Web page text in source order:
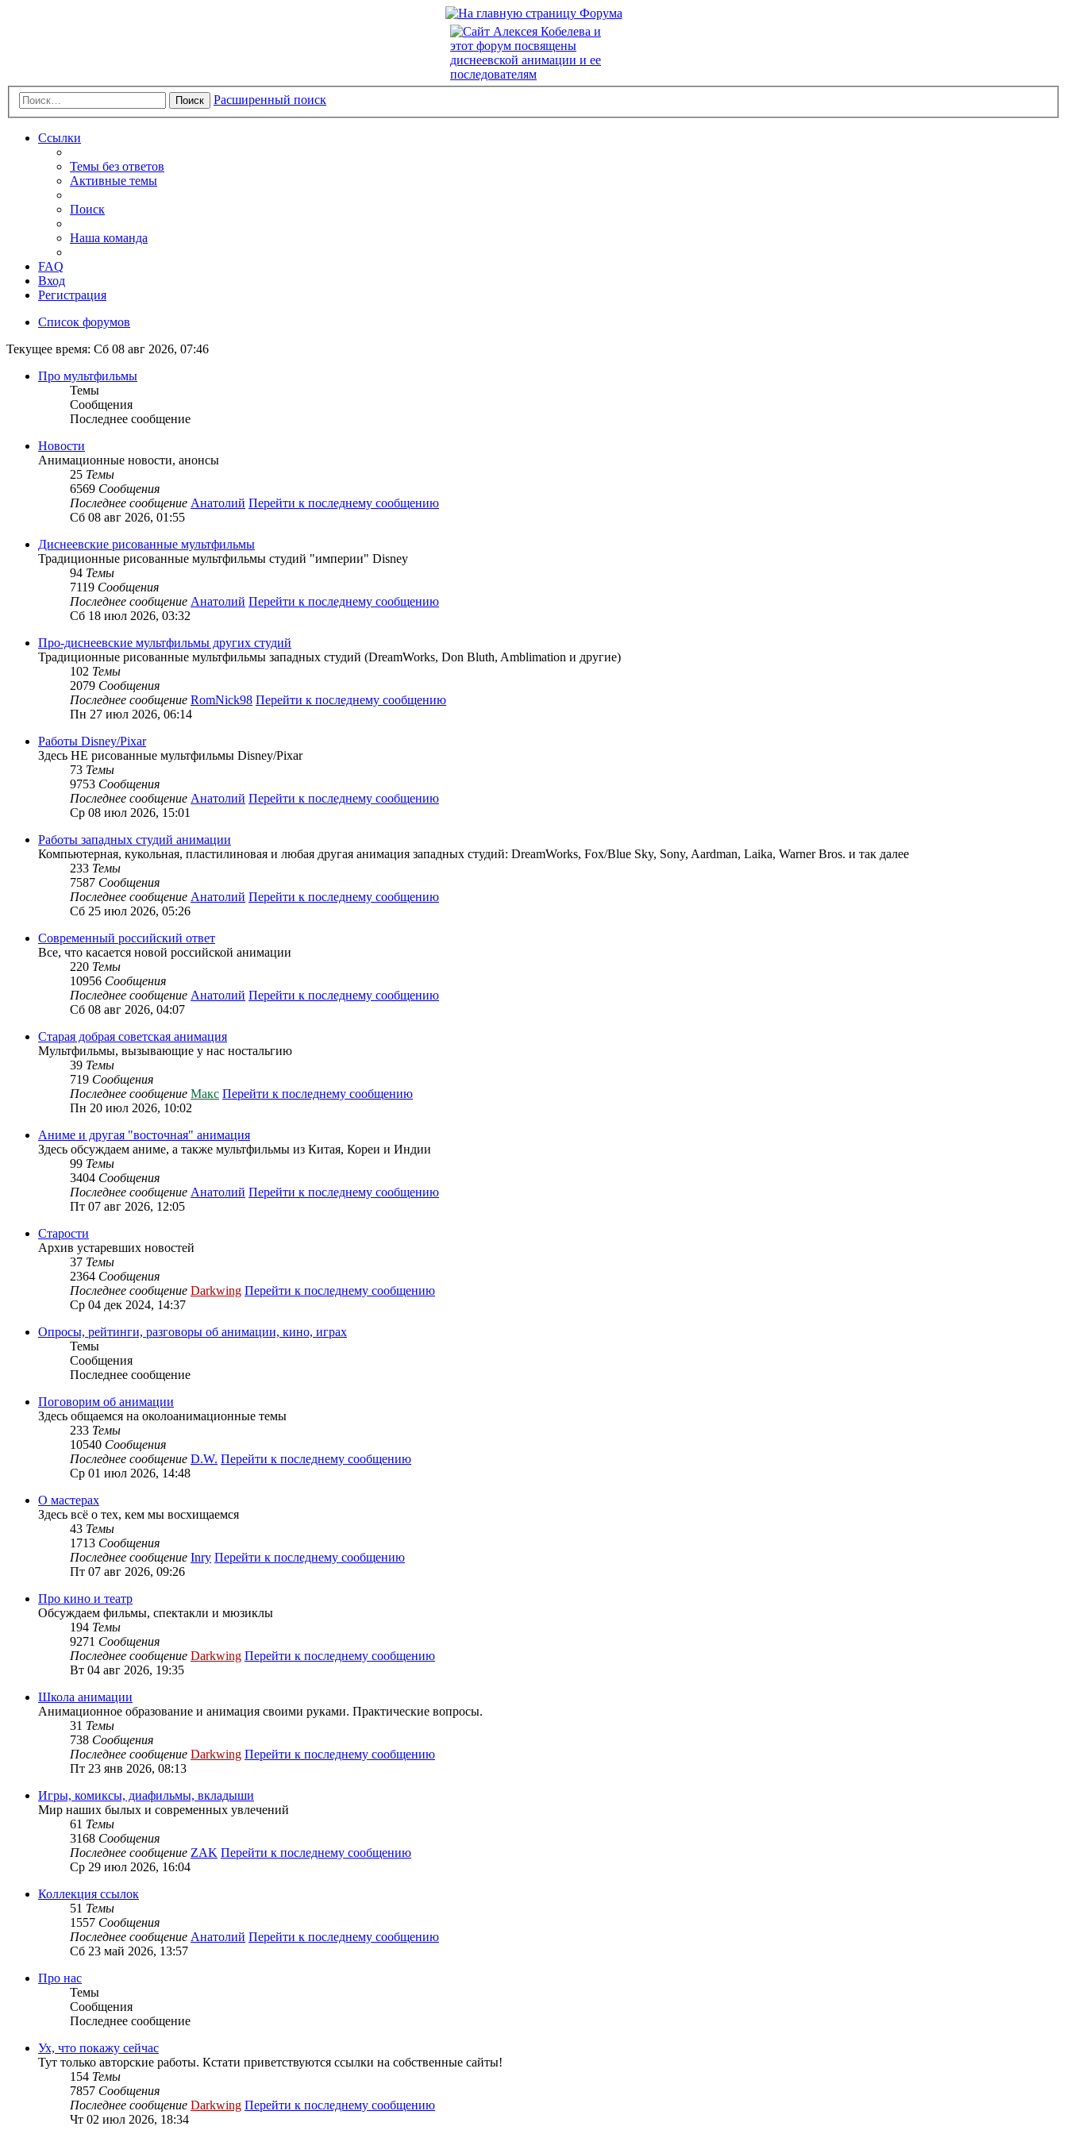
Поиск Расширенный поиск
Ссылки
Темы без ответов
Активные темы
Поиск
Наша команда
FAQ
Вход
Регистрация
Список форумов
Текущее время: Сб 08 авг 2026, 07:46
Про мультфильмы
Темы
Сообщения
Последнее сообщение
Новости
Анимационные новости, анонсы
25 Темы
6569 Сообщения
Последнее сообщение Анатолий Перейти к последнему сообщению
Сб 08 авг 2026, 01:55
Диснеевские рисованные мультфильмы
Традиционные рисованные мультфильмы студий "империи" Disney
94 Темы
7119 Сообщения
Последнее сообщение Анатолий Перейти к последнему сообщению
Сб 18 июл 2026, 03:32
Про-диснеевские мультфильмы других студий
Традиционные рисованные мультфильмы западных студий (DreamWorks, Don Bluth, Amblimation и другие)
102 Темы
2079 Сообщения
Последнее сообщение RomNick98 Перейти к последнему сообщению
Пн 27 июл 2026, 06:14
Работы Disney/Pixar
Здесь НЕ рисованные мультфильмы Disney/Pixar
73 Темы
9753 Сообщения
Последнее сообщение Анатолий Перейти к последнему сообщению
Ср 08 июл 2026, 15:01
Работы западных студий анимации
Компьютерная, кукольная, пластилиновая и любая другая анимация западных студий: DreamWorks, Fox/Blue Sky, Sony, Aardman, Laika, Warner Bros. и так далее
233 Темы
7587 Сообщения
Последнее сообщение Анатолий Перейти к последнему сообщению
Сб 25 июл 2026, 05:26
Современный российский ответ
Все, что касается новой российской анимации
220 Темы
10956 Сообщения
Последнее сообщение Анатолий Перейти к последнему сообщению
Сб 08 авг 2026, 04:07
Старая добрая советская анимация
Мультфильмы, вызывающие у нас ностальгию
39 Темы
719 Сообщения
Последнее сообщение Макс Перейти к последнему сообщению
Пн 20 июл 2026, 10:02
Аниме и другая "восточная" анимация
Здесь обсуждаем аниме, а также мультфильмы из Китая, Кореи и Индии
99 Темы
3404 Сообщения
Последнее сообщение Анатолий Перейти к последнему сообщению
Пт 07 авг 2026, 12:05
Старости
Архив устаревших новостей
37 Темы
2364 Сообщения
Последнее сообщение Darkwing Перейти к последнему сообщению
Ср 04 дек 2024, 14:37
Опросы, рейтинги, разговоры об анимации, кино, играх
Темы
Сообщения
Последнее сообщение
Поговорим об анимации
Здесь общаемся на околоанимационные темы
233 Темы
10540 Сообщения
Последнее сообщение D.W. Перейти к последнему сообщению
Ср 01 июл 2026, 14:48
О мастерах
Здесь всё о тех, кем мы восхищаемся
43 Темы
1713 Сообщения
Последнее сообщение Inry Перейти к последнему сообщению
Пт 07 авг 2026, 09:26
Про кино и театр
Обсуждаем фильмы, спектакли и мюзиклы
194 Темы
9271 Сообщения
Последнее сообщение Darkwing Перейти к последнему сообщению
Вт 04 авг 2026, 19:35
Школа анимации
Анимационное образование и анимация своими руками. Практические вопросы.
31 Темы
738 Сообщения
Последнее сообщение Darkwing Перейти к последнему сообщению
Пт 23 янв 2026, 08:13
Игры, комиксы, диафильмы, вкладыши
Мир наших былых и современных увлечений
61 Темы
3168 Сообщения
Последнее сообщение ZAK Перейти к последнему сообщению
Ср 29 июл 2026, 16:04
Коллекция ссылок
51 Темы
1557 Сообщения
Последнее сообщение Анатолий Перейти к последнему сообщению
Сб 23 май 2026, 13:57
Про нас
Темы
Сообщения
Последнее сообщение
Ух, что покажу сейчас
Тут только авторские работы. Кстати приветствуются ссылки на собственные сайты!
154 Темы
7857 Сообщения
Последнее сообщение Darkwing Перейти к последнему сообщению
Чт 02 июл 2026, 18:34